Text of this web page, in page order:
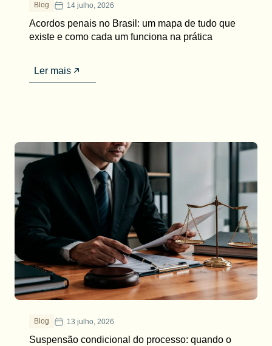
Blog 14 julho, 2026
Acordos penais no Brasil: um mapa de tudo que
existe e como cada um funciona na prática
Ler mais
Blog 13 julho, 2026
Suspensão condicional do processo: quando o